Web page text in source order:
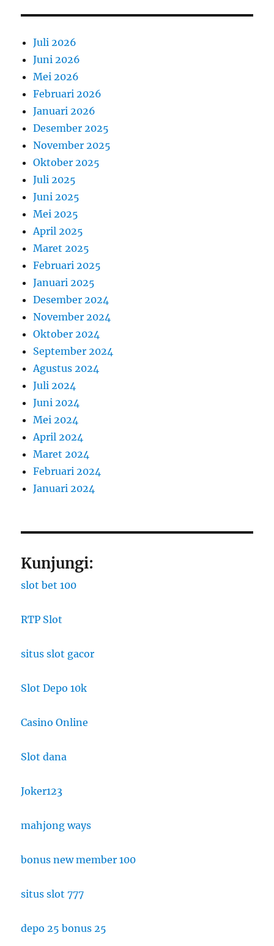
Juli 2026
Juni 2026
Mei 2026
Februari 2026
Januari 2026
Desember 2025
November 2025
Oktober 2025
Juli 2025
Juni 2025
Mei 2025
April 2025
Maret 2025
Februari 2025
Januari 2025
Desember 2024
November 2024
Oktober 2024
September 2024
Agustus 2024
Juli 2024
Juni 2024
Mei 2024
April 2024
Maret 2024
Februari 2024
Januari 2024
Kunjungi:
slot bet 100
RTP Slot
situs slot gacor
Slot Depo 10k
Casino Online
Slot dana
Joker123
mahjong ways
bonus new member 100
situs slot 777
depo 25 bonus 25